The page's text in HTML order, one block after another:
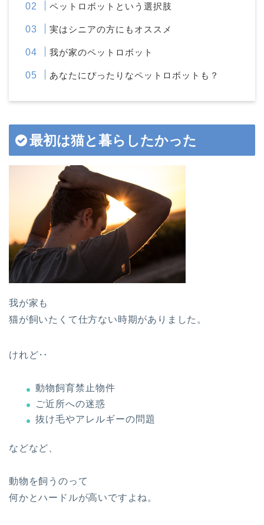
ペットロボットという選択肢
実はシニアの方にもオススメ
我が家のペットロボット
あなたにぴったりなペットロボットも？
最初は猫と暮らしたかった
我が家も
猫が飼いたくて仕方ない時期がありました。
けれど‥
動物飼育禁止物件
ご近所への迷惑
抜け毛やアレルギーの問題
などなど、
動物を飼うのって
何かとハードルが高いですよね。